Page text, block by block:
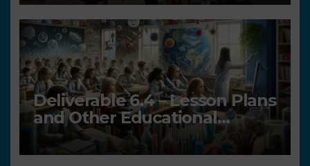
Deliverable 6.4 – Lesson Plans
and Other Educational
resources